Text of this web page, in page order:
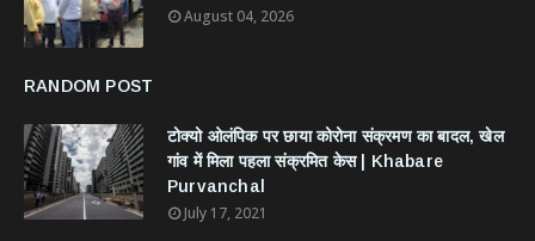
August 04, 2026
RANDOM POST
टोक्यो ओलंपिक पर छाया कोरोना संक्रमण का बादल, खेल
गांव में मिला पहला संक्रमित केस | Khabare
Purvanchal
July 17, 2021